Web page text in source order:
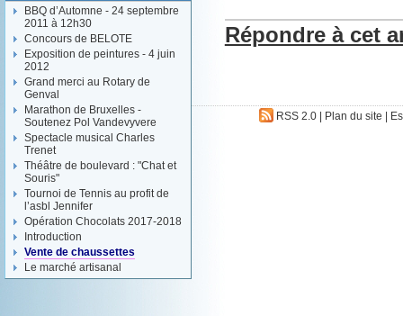
Répondre à cet
BBQ d’Automne - 24 septembre
2011 à 12h30
Concours de BELOTE
Exposition de peintures - 4 juin
2012
Grand merci au Rotary de
Genval
Marathon de Bruxelles -
Soutenez Pol Vandevyvere
Spectacle musical Charles
Trenet
Théâtre de boulevard : "Chat et
Souris"
Tournoi de Tennis au profit de
l’asbl Jennifer
Opération Chocolats 2017-2018
Introduction
Vente de chaussettes
Le marché artisanal
RSS 2.0| Plan du site |